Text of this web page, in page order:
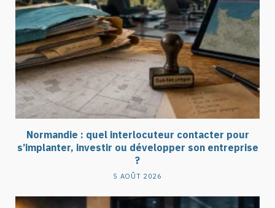
Normandie : quel interlocuteur contacter pour
s’implanter, investir ou développer son entreprise
?
5 AOÛT 2026